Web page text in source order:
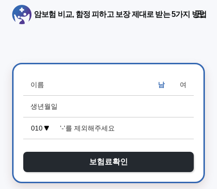
암보험 비교, 함정 피하고 보장 제대로 받는 5가지 방법
남 여
보험료확인